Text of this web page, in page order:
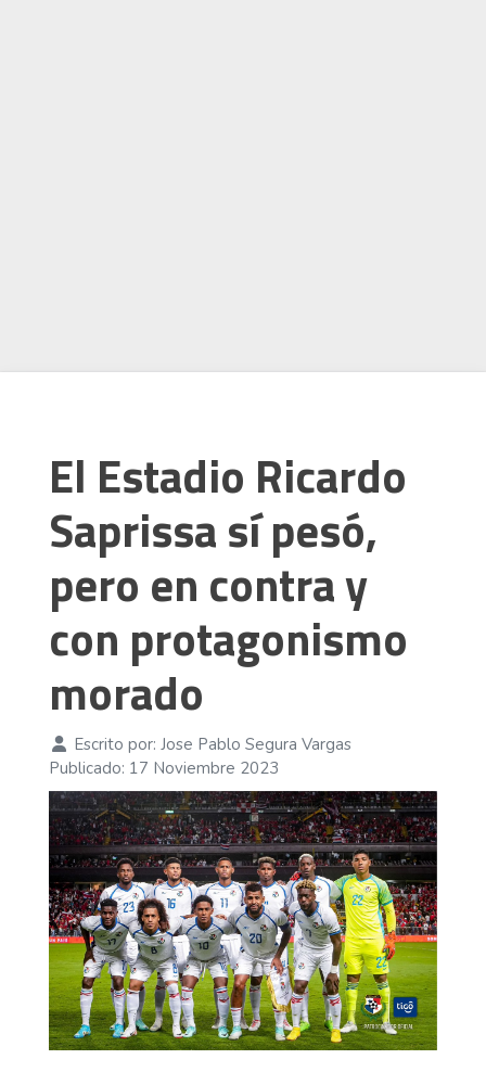
El Estadio Ricardo
Saprissa sí pesó,
pero en contra y
con protagonismo
morado
Escrito por: Jose Pablo Segura Vargas
Publicado: 17 Noviembre 2023